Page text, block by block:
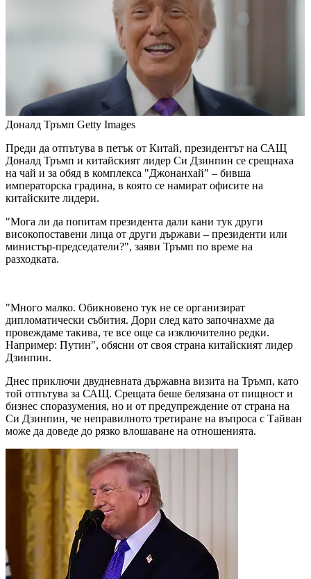
Доналд Тръмп Getty Images
Преди да отпътува в петък от Китай, президентът на САЩ
Доналд Тръмп и китайският лидер Си Дзинпин се срещнаха
на чай и за обяд в комплекса "Джонанхай" – бивша
императорска градина, в която се намират офисите на
китайските лидери.
"Мога ли да попитам президента дали кани тук други
високопоставени лица от други държави – президенти или
министър-председатели?", заяви Тръмп по време на
разходката.
"Много малко. Обикновено тук не се организират
дипломатически събития. Дори след като започнахме да
провеждаме такива, те все още са изключително редки.
Например: Путин", обясни от своя страна китайският лидер
Дзинпин.
Днес приключи двудневната държавна визита на Тръмп, като
той отпътува за САЩ. Срещата беше белязана от пищност и
бизнес споразумения, но и от предупреждение от страна на
Си Дзинпин, че неправилното третиране на въпроса с Тайван
може да доведе до рязко влошаване на отношенията.